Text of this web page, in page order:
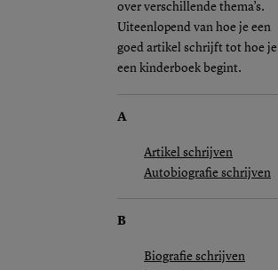
Mijn Editio
over verschillende thema’s.
Uiteenlopend van hoe je een
goed artikel schrijft tot hoe je
een kinderboek begint.
A
Artikel schrijven
Autobiografie schrijven
B
Biografie schrijven